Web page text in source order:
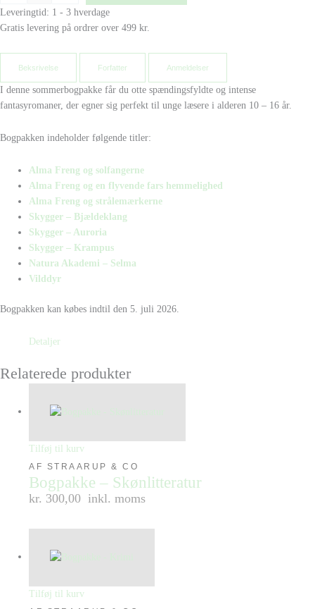
Leveringtid: 1 - 3 hverdage
Gratis levering på ordrer over 499 kr.
Beksrivelse Forfatter Anmeldelser
I denne sommerbogpakke får du otte spændingsfyldte og intense
fantasyromaner, der egner sig perfekt til unge læsere i alderen 10 – 16 år.
Bogpakken indeholder følgende titler:
Alma Freng og solfangerne
Alma Freng og en flyvende fars hemmelighed
Alma Freng og strålemærkerne
Skygger – Bjældeklang
Skygger – Auroria
Skygger – Krampus
Natura Akademi – Selma
Vilddyr
Bogpakken kan købes indtil den 5. juli 2026.
Detaljer
Relaterede produkter
Tilføj til kurv
AF STRAARUP & CO
Bogpakke – Skønlitteratur
kr. 300,00 inkl. moms
Tilføj til kurv